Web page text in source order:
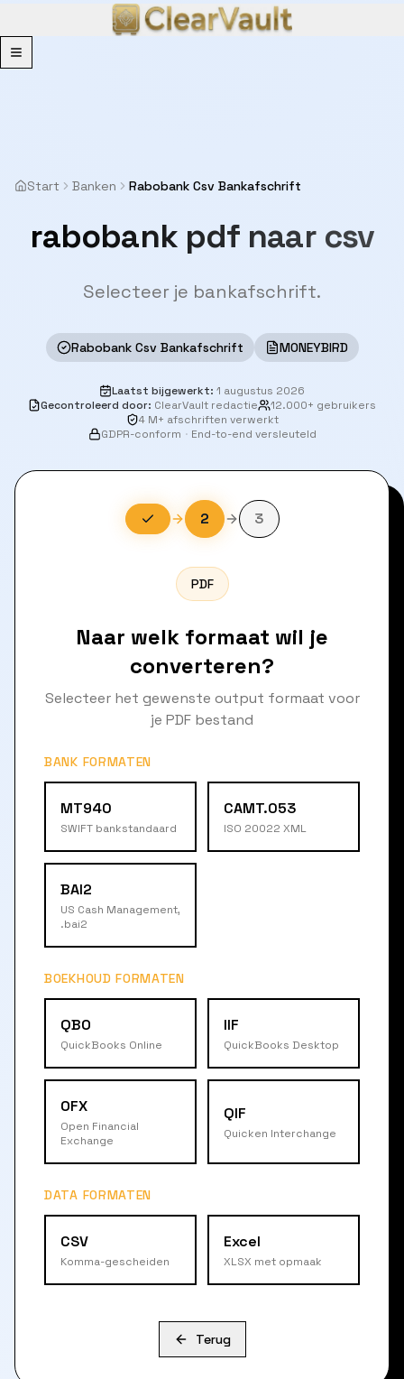
Menu
Start Banken Rabobank Csv Bankafschrift
rabobank pdf naar csv
Selecteer je bankafschrift.
Rabobank Csv Bankafschrift MONEYBIRD
Laatst bijgewerkt: 1 augustus 2026
Gecontroleerd door: ClearVault redactie
12.000+ gebruikers
4 M+ afschriften verwerkt
GDPR-conform · End-to-end versleuteld
2 3
PDF
Naar welk formaat wil je
converteren?
Selecteer het gewenste output formaat voor
je PDF bestand
BANK FORMATEN
MT940
SWIFT bankstandaard
CAMT.053
ISO 20022 XML
BAI2
US Cash Management,
.bai2
BOEKHOUD FORMATEN
QBO
QuickBooks Online
IIF
QuickBooks Desktop
OFX
Open Financial
Exchange
QIF
Quicken Interchange
DATA FORMATEN
CSV
Komma-gescheiden
Excel
XLSX met opmaak
Terug